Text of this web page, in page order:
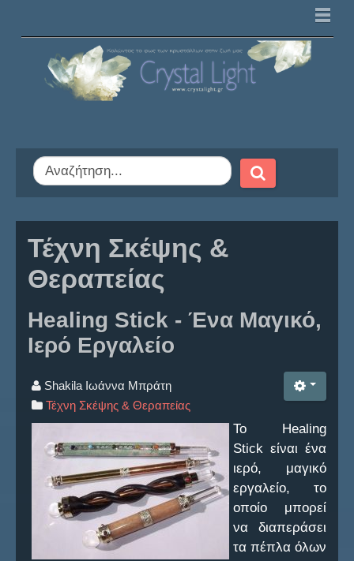
Κρυσταλλοθεραπεία
Γενικά
Τσάκρας
Τεχνικές
Τέχνη Σκέψης & Θεραπείας
Εκδηλώσεις
Άλλες Εκδηλώσεις
Ο Σύλλογος
Νέα
FAQ
Τέχνη Σκέψης &
Θεραπείας
Healing Stick - Ένα Μαγικό,
Ιερό Εργαλείο
Shakila Ιωάννα Μπράτη
Τέχνη Σκέψης & Θεραπείας
Το Healing
Stick είναι ένα
ιερό, μαγικό
εργαλείο, το
οποίο μπορεί
να διαπεράσει
τα πέπλα όλων